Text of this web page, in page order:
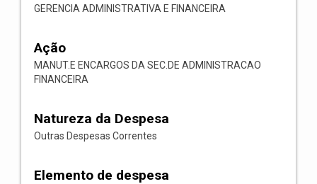
GERENCIA ADMINISTRATIVA E FINANCEIRA
Ação
MANUT.E ENCARGOS DA SEC.DE ADMINISTRACAO
FINANCEIRA
Natureza da Despesa
Outras Despesas Correntes
Elemento de despesa